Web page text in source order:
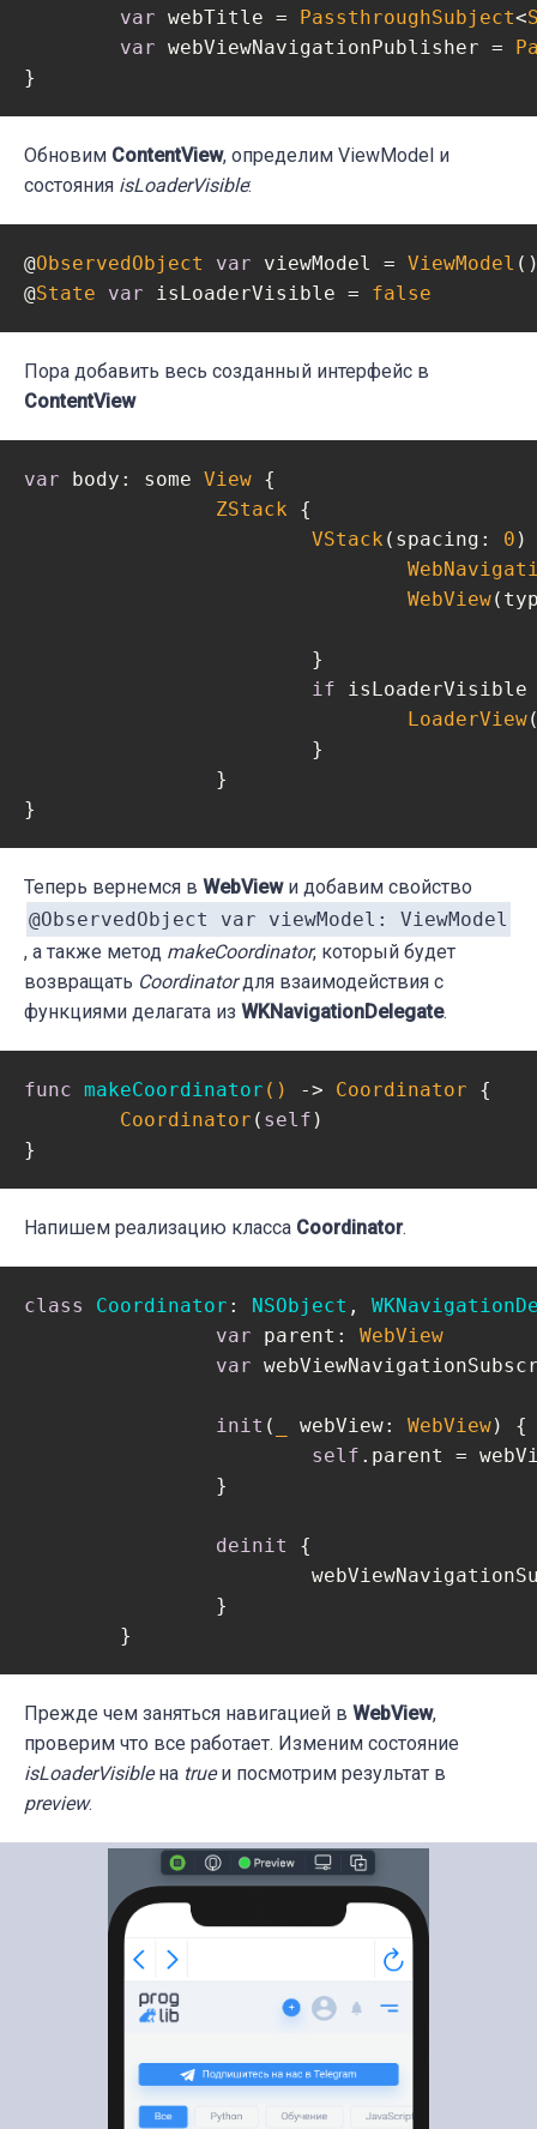
var webTitle = PassthroughSubject<
var webViewNavigationPublisher =
}
Обновим ContentView, определим ViewModel и
состояния isLoaderVisible:
@ObservedObject var viewModel = ViewModel
@State var isLoaderVisible = false
Пора добавить весь созданный интерфейс в
ContentView
var body: some View {
ZStack {
VStack (spacing: 0 )
WebView
if
LoaderView
}
Теперь вернемся в WebViewи добавим свойство
@ObservedObject var viewModel: ViewModel
, а также метод makeCoordinator, который будет
возвращать Coordinatorдля взаимодействия с
функциями делагата из WKNavigationDelegate.
func makeCoordinator () -> Coordinator {
Coordinator ( self )
}
Напишем реализацию класса Coordinator.
class Coordinator : NSObject ,
var parent: WebView
var
init ( webView: WebView) {
self .parent =
deinit
{
	}
Прежде чем заняться навигацией в WebView,
проверим что все работает. Изменим состояние
isLoaderVisibleна trueи посмотрим результат в
preview.